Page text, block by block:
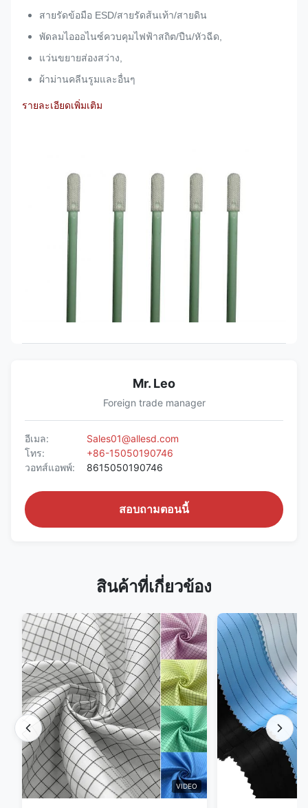
สายรัดข้อมือ ESD/สายรัดส้นเท้า/สายดิน
พัดลมไอออไนซ์ควบคุมไฟฟ้าสถิต/ปืน/หัวฉีด,
แว่นขยายส่องสว่าง,
ผ้าม่านคลีนรูมและอื่นๆ
รายละเอียดเพิ่มเติม
Mr. Leo
Foreign trade manager
อีเมล:
Sales01@allesd.com
โทร:
+86-15050190746
วอทส์แอพพ์:
8615050190746
สอบถามตอนนี้
สินค้าที่เกี่ยวข้อง
VIDEO